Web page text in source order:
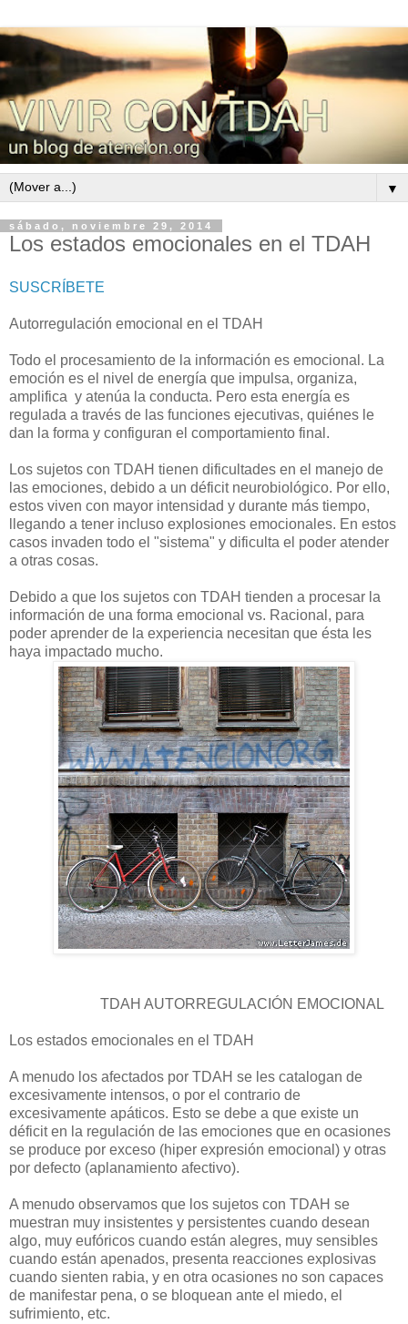
▼
sábado, noviembre 29, 2014
Los estados emocionales en el TDAH
SUSCRÍBETE
Autorregulación emocional en el TDAH
Todo el procesamiento de la información es emocional. La
emoción es el nivel de energía que impulsa, organiza,
amplifica y atenúa la conducta. Pero esta energía es
regulada a través de las funciones ejecutivas, quiénes le
dan la forma y configuran el comportamiento final.
Los sujetos con TDAH tienen dificultades en el manejo de
las emociones, debido a un déficit neurobiológico. Por ello,
estos viven con mayor intensidad y durante más tiempo,
llegando a tener incluso explosiones emocionales. En estos
casos invaden todo el "sistema" y dificulta el poder atender
a otras cosas.
Debido a que los sujetos con TDAH tienden a procesar la
información de una forma emocional vs. Racional, para
poder aprender de la experiencia necesitan que ésta les
haya impactado mucho.
TDAH AUTORREGULACIÓN EMOCIONAL
Los estados emocionales en el TDAH
A menudo los afectados por TDAH se les catalogan de
excesivamente intensos, o por el contrario de
excesivamente apáticos. Esto se debe a que existe un
déficit en la regulación de las emociones que en ocasiones
se produce por exceso (hiper expresión emocional) y otras
por defecto (aplanamiento afectivo).
A menudo observamos que los sujetos con TDAH se
muestran muy insistentes y persistentes cuando desean
algo, muy eufóricos cuando están alegres, muy sensibles
cuando están apenados, presenta reacciones explosivas
cuando sienten rabia, y en otra ocasiones no son capaces
de manifestar pena, o se bloquean ante el miedo, el
sufrimiento, etc.